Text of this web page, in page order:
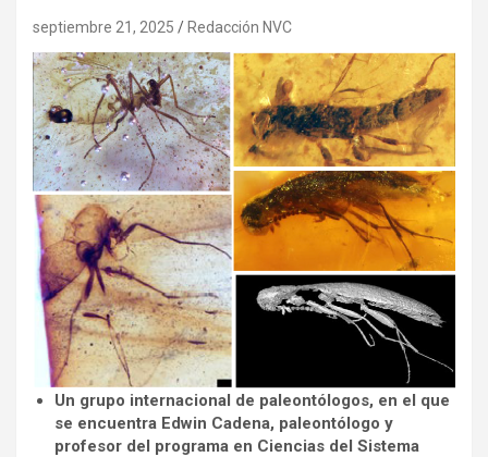
septiembre 21, 2025 Redacción NVC
Un grupo internacional de paleontólogos, en el que
se encuentra Edwin Cadena, paleontólogo y
profesor del programa en Ciencias del Sistema